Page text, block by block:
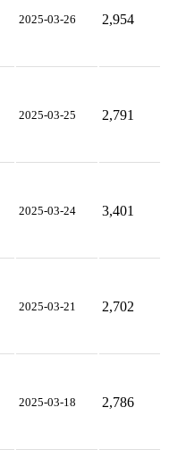
2025-03-26 2,954
2025-03-25 2,791
2025-03-24 3,401
2025-03-21 2,702
2025-03-18 2,786